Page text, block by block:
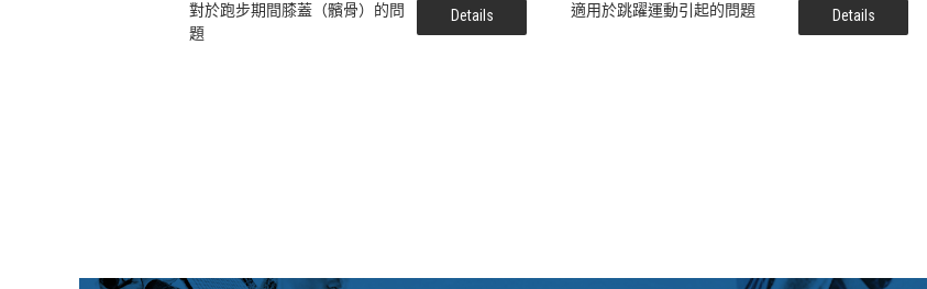
對於跑步期間膝蓋（髕骨）的問
題
Details 適用於跳躍運動引起的問題 Details